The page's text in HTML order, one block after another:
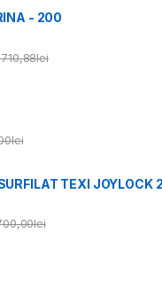
- 200
lei
lei
TEXI JOYLOCK
lei